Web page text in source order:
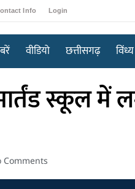
Info Login
वीडियो छत्तीसगढ़ विंध्य
स्कूल में
Comments